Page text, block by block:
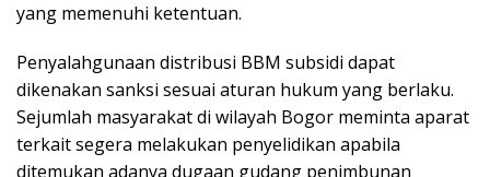
yang memenuhi ketentuan.
Penyalahgunaan distribusi BBM subsidi dapat
dikenakan sanksi sesuai aturan hukum yang berlaku.
Sejumlah masyarakat di wilayah Bogor meminta aparat
terkait segera melakukan penyelidikan apabila
ditemukan adanya dugaan gudang penimbunan